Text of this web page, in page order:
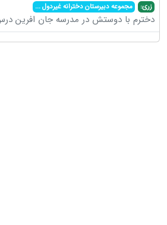
زری: مجموعه دبیرستان دخترانه غیردول...
دخترم با دوستش در مدرسه جان افرین